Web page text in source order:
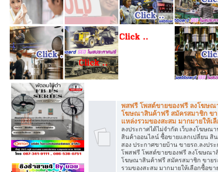
พสฟรี โพสต์ขายของฟรี ลงโฆษณ
โฆษณาสินค้าฟรี สมัครสมาชิก ขา
แหล่งรวมของสะสม มากมายให้เ
ลงประกาศได้ไม่จำกัด เว็บลงโฆษณ
สินค้าออนไลน์ ซื้อขายแลกเปลี่ยน สิ
สอง ประกาศขายบ้าน ขายรถ.ลงปร
โพสฟรี โพสต์ขายของฟรี ลงโฆษณา
โฆษณาสินค้าฟรี สมัครสมาชิก ขายร
รวมของสะสม มากมายให้เลือกซื้อขา